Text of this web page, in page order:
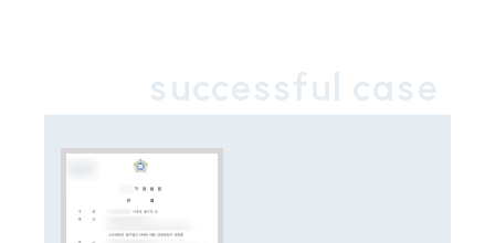
구성원 소개
이혼전문변호사
successful case